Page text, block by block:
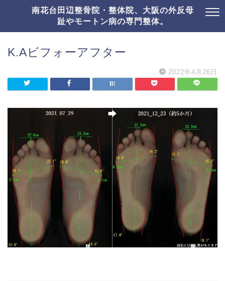
南花台田辺整骨院・整体院、大阪の外反母
趾やモートン病の専門整体。
K.Aビフォーアフター
2022年4月26日